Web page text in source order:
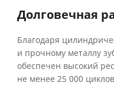
Долговечная
Благодаря
и прочному металлу
обеспечен высокий
не менее 25 000